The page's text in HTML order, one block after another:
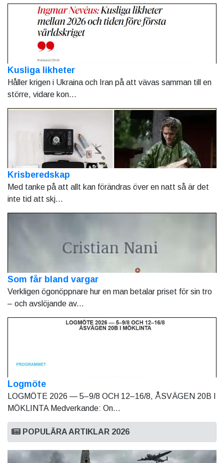
Kusliga likheter
Håller krigen i Ukraina och Iran på att vävas samman till en
större, vidare kon...
Krisberedskap
Med tanke på att allt kan förändras över en natt så är det
inte tid att skj...
Som får bland vargar
Verkligen ögonöppnare hur en man betalar priset för sin tro
– och avslöjande av...
Logmöte
LOGMÖTE 2026 — 5–9/8 OCH 12–16/8, ÅSVÄGEN 20B I
MÖKLINTA Medverkande: On...
POPULÄRA ARTIKLAR 2026